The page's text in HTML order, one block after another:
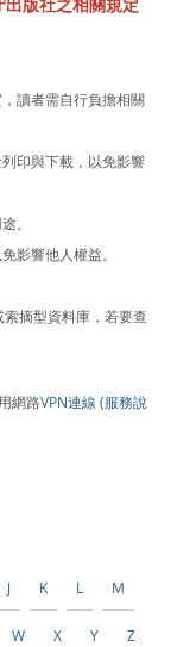
版社之相關規定
讀者需自行負擔相關
印與下載，以免影響
。
影響他人權益。
摘型資料庫，若要查
網路VPN連線 (服務說
J K L M
W X Y Z